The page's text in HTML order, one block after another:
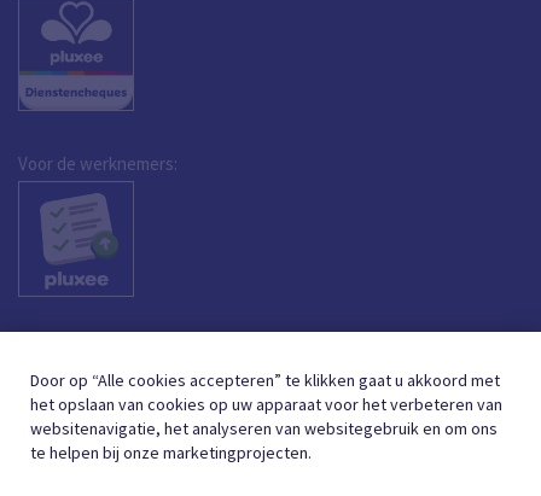
Voor de werknemers:
Door op “Alle cookies accepteren” te klikken gaat u akkoord met
het opslaan van cookies op uw apparaat voor het verbeteren van
websitenavigatie, het analyseren van websitegebruik en om ons
te helpen bij onze marketingprojecten.